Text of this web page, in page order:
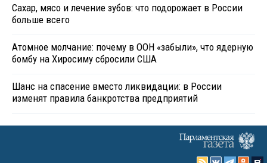
Сахар, мясо и лечение зубов: что подорожает в России
больше всего
Атомное молчание: почему в ООН «забыли», что ядерную
бомбу на Хиросиму сбросили США
Шанс на спасение вместо ликвидации: в России
изменят правила банкротства предприятий